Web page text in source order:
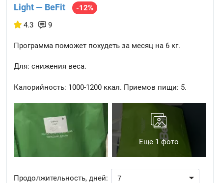
Light — BeFit
-12%
4.3
9
Программа поможет похудеть за месяц на 6 кг.
Для: снижения веса.
Калорийность: 1000-1200 ккал. Приемов пищи: 5.
Еще 1 фото
Продолжительность, дней: